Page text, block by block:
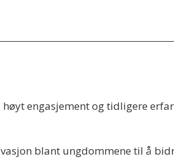
engasjement og tidligere
blant ungdommene til å